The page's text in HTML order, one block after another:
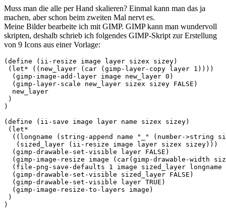
Muss man die alle per Hand skalieren? Einmal kann man das ja
machen, aber schon beim zweiten Mal nervt es.
Meine Bilder bearbeite ich mit GIMP. GIMP kann man wundervoll
skripten, deshalb schrieb ich folgendes GIMP-Skript zur Erstellung
von 9 Icons aus einer Vorlage:
(define (ii-resize image layer sizex sizey)
(let* ((new_layer (car (gimp-layer-copy layer 1))))
  (gimp-image-add-layer image new_layer 0)
  (gimp-layer-scale new_layer sizex sizey FALSE)
  new_layer
)
)
(define (ii-save image layer name sizex sizey)
(let*
((longname (string-append name "_" (number->string
   (sized_layer (ii-resize image layer sizex sizey)))
  (gimp-drawable-set-visible layer FALSE)
(gimp-image-resize image (car(gimp-drawable-width
(file-png-save-defaults 1 image sized_layer longname
  (gimp-drawable-set-visible sized_layer FALSE)
  (gimp-drawable-set-visible layer TRUE)
  (gimp-image-resize-to-layers image)
)
)